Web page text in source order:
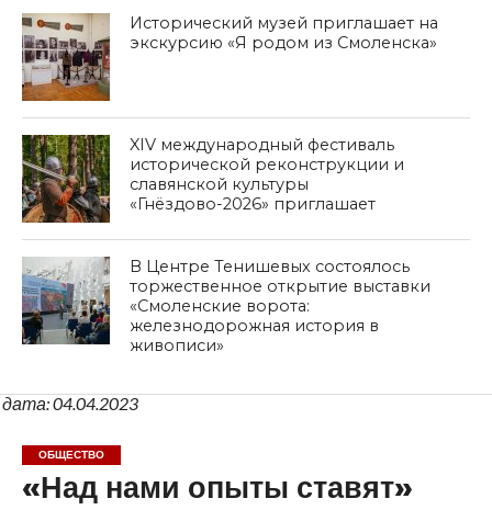
Исторический музей приглашает на
экскурсию «Я родом из Смоленска»
XIV международный фестиваль
исторической реконструкции и
славянской культуры
«Гнёздово-2026» приглашает
В Центре Тенишевых состоялось
торжественное открытие выставки
«Смоленские ворота:
железнодорожная история в
живописи»
дата: 04.04.2023
ОБЩЕСТВО
«Над нами опыты ставят»